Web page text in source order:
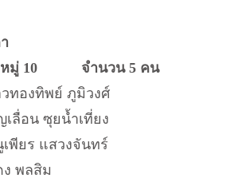
หมู่ 10 จำนวน 5 คน
งทิพย์ ภูมิวงศ์
น ซุยน้ำเที่ยง
ร แสวงจันทร์
พลสิม